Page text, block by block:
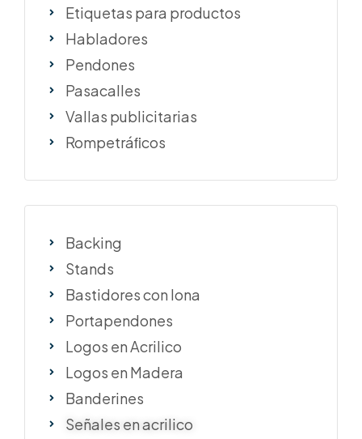
Etiquetas para productos
Habladores
Pendones
Pasacalles
Vallas publicitarias
Rompetráﬁcos
Backing
Stands
Bastidores con lona
Portapendones
Logos en Acrilico
Logos en Madera
Banderines
Señales en acrilico